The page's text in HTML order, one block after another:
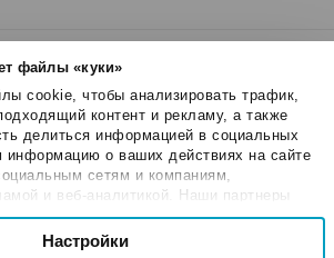
файлы «куки»
cookie, чтобы анализировать трафик,
контент и рекламу, а также
делиться информацией в социальных
о ваших действиях на сайте
сетям и компаниям,
и веб-аналитикой. Наши партнеры
эти сведения с предоставленной вами
данными, которые они получили при
Настройки
Все права защищены.